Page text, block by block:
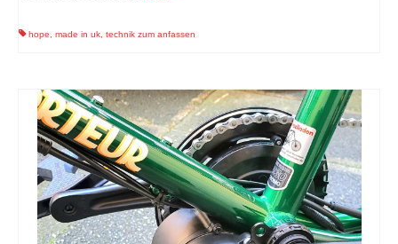
hope made in uk technik zum anfassen